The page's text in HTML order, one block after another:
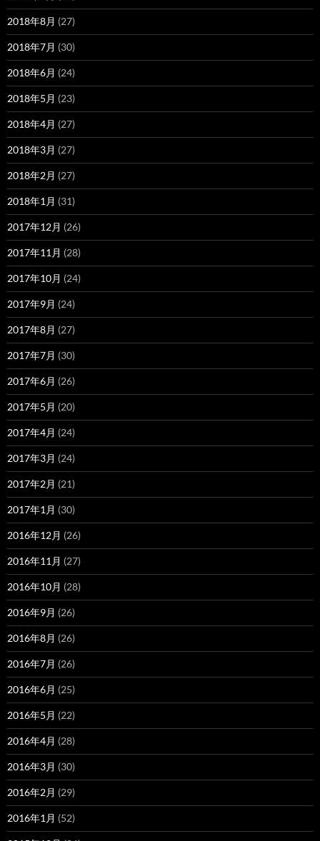
2018年8月 (27)
2018年7月 (30)
2018年6月 (24)
2018年5月 (23)
2018年4月 (27)
2018年3月 (27)
2018年2月 (27)
2018年1月 (31)
2017年12月 (26)
2017年11月 (28)
2017年10月 (24)
2017年9月 (24)
2017年8月 (27)
2017年7月 (30)
2017年6月 (26)
2017年5月 (20)
2017年4月 (24)
2017年3月 (24)
2017年2月 (21)
2017年1月 (30)
2016年12月 (26)
2016年11月 (27)
2016年10月 (28)
2016年9月 (26)
2016年8月 (26)
2016年7月 (26)
2016年6月 (25)
2016年5月 (22)
2016年4月 (28)
2016年3月 (30)
2016年2月 (29)
2016年1月 (52)